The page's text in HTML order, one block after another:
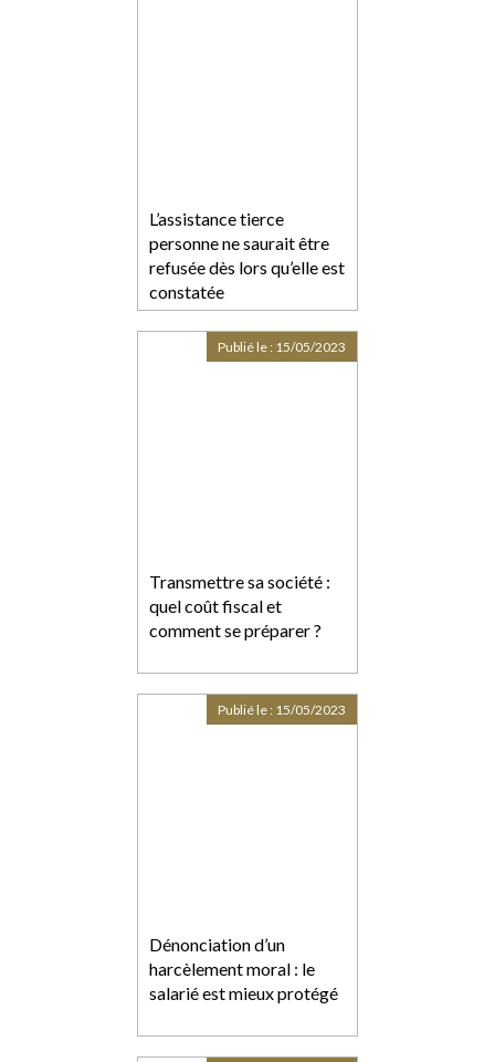
L’assistance tierce
personne ne saurait être
refusée dès lors qu’elle est
constatée
Transmettre sa société :
quel coût fiscal et
comment se préparer ?
Publié le : 15/05/2023
Dénonciation d’un
harcèlement moral : le
salarié est mieux protégé
Publié le : 15/05/2023